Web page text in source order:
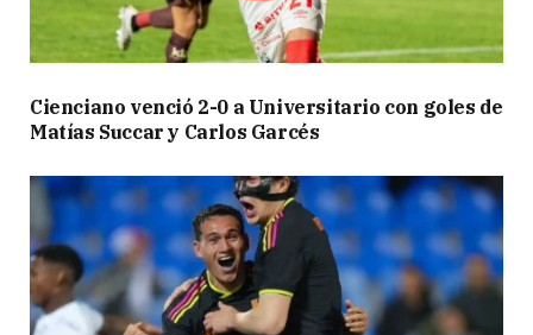
Cienciano venció 2-0 a Universitario con goles de
Matías Succar y Carlos Garcés